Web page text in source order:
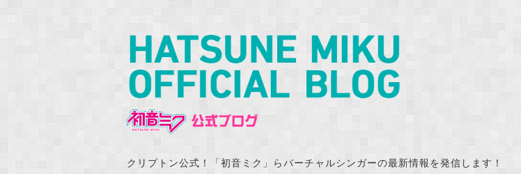
クリプトン公式！「初音ミク」らバーチャルシンガーの最新情報を発信します！